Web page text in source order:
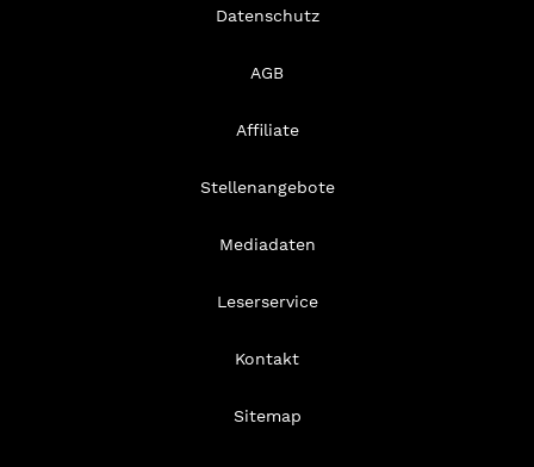
Datenschutz
AGB
Affiliate
Stellenangebote
Mediadaten
Leserservice
Kontakt
Sitemap